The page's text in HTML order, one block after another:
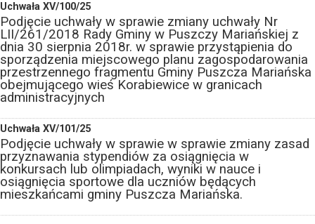
Uchwała XV/100/25
Podjęcie uchwały w sprawie zmiany uchwały Nr
LII/261/2018 Rady Gminy w Puszczy Mariańskiej z
dnia 30 sierpnia 2018r. w sprawie przystąpienia do
sporządzenia miejscowego planu zagospodarowania
przestrzennego fragmentu Gminy Puszcza Mariańska
obejmującego wieś Korabiewice w granicach
administracyjnych
Uchwała XV/101/25
Podjęcie uchwały w sprawie w sprawie zmiany zasad
przyznawania stypendiów za osiągnięcia w
konkursach lub olimpiadach, wyniki w nauce i
osiągnięcia sportowe dla uczniów będących
mieszkańcami gminy Puszcza Mariańska.